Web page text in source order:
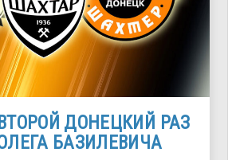
ВТОРОЙ ДОНЕЦКИЙ РАЗ
БАЗИЛЕВИЧА